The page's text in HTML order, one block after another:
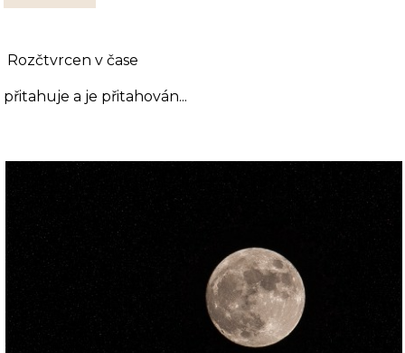
Rozčtvrcen v čase
přitahuje a je přitahován...